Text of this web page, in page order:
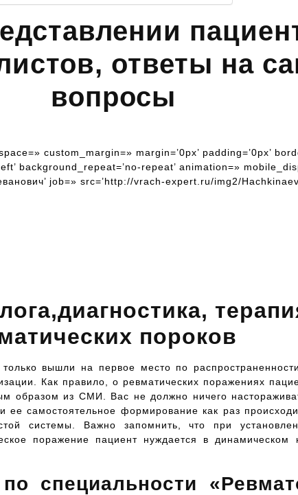
ответы на
вопросы
custom_margin=» margin=’0px’ padding=’0px’
background_repeat=’no-repeat’ animation=»
job=» src=’http://vrach-expert.ru/img2/
пороков
вышли на первое место по
Как правило, о ревматических поражениях
образом из СМИ. Вас не должно ничего
ее самостоятельное формирование как раз
системы. Важно запомнить, что при
поражение пациент нуждается в динамическом
специальности